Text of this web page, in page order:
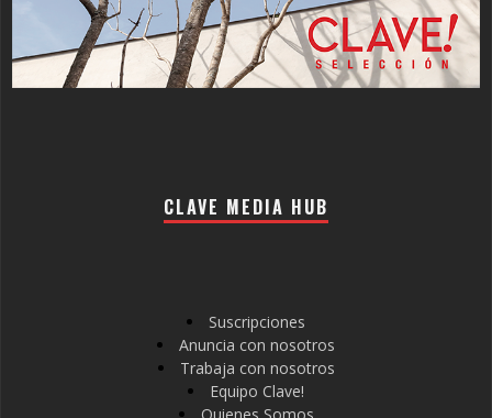
CLAVE MEDIA HUB
Suscripciones
Anuncia con nosotros
Trabaja con nosotros
Equipo Clave!